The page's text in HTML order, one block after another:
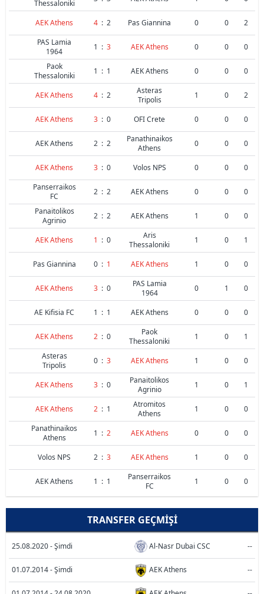
Thessaloniki
AEK Athens 4 : 2 Pas Giannina 0 0
2
PAS Lamia
1964
1 : 3 AEK Athens 0 0
0
Paok
Thessaloniki
1 : 1 AEK Athens 0 0 0
AEK Athens 4 : 2
Asteras
Tripolis
1 0 2
AEK Athens 3 : 0 OFI Crete 0 0 0
AEK Athens 2 : 2
Panathinaikos
Athens
0 0 0
AEK Athens 3 : 0 Volos NPS 0 0
0
Panserraikos
FC
2 : 2 AEK Athens 0 0
0
Panaitolikos
Agrinio
2 : 2 AEK Athens 1 0 0
AEK Athens 1 : 0
Aris
Thessaloniki
1 0 1
Pas Giannina 0 : 1 AEK Athens 1 0 0
AEK Athens 3 : 0
PAS Lamia
1964
0 1 0
AE Kifisia FC 1 : 1 AEK Athens 0 0 0
AEK Athens 2 : 0
Paok
Thessaloniki
1 0
1
Asteras
Tripolis
0 : 3 AEK Athens 1 0 0
AEK Athens 3 : 0
Panaitolikos
Agrinio
1 0 1
AEK Athens 2 : 1
Atromitos
Athens
1 0
0
Panathinaikos
Athens
1 : 2 AEK Athens 0 0 0
Volos NPS 2 : 3 AEK Athens 1 0 0
AEK Athens 1 : 1
Panserraikos
FC
1 0 0
TRANSFER GEÇMIŞI
25.08.2020 - Şimdi Al-Nasr Dubai CSC --
01.07.2014 - Şimdi AEK Athens --